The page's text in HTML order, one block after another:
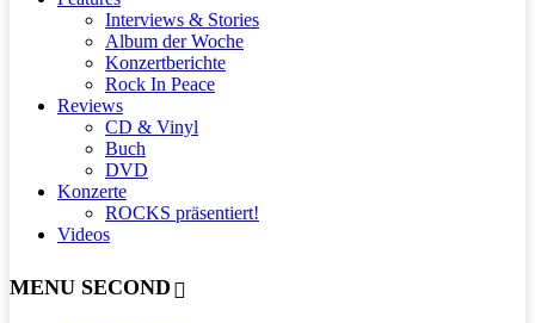
Interviews & Stories
Album der Woche
Konzertberichte
Rock In Peace
Reviews
CD & Vinyl
Buch
DVD
Konzerte
ROCKS präsentiert!
Videos
MENU SECOND